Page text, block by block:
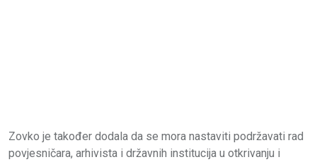
Zovko je također dodala da se mora nastaviti podržavati rad
povjesničara, arhivista i državnih institucija u otkrivanju i